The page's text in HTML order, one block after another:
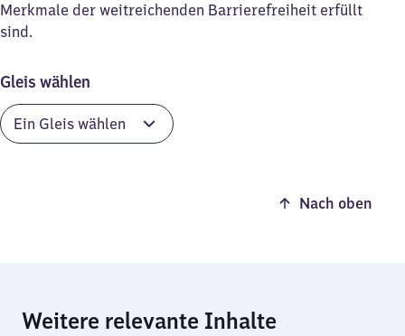
Merkmale der weitreichenden Barrierefreiheit erfüllt
sind.
Gleis wählen
Nach oben
Weitere relevante Inhalte